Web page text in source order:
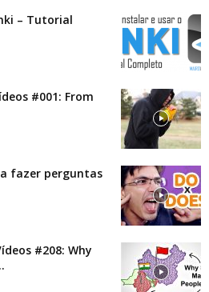
– Tutorial
#001: From
fazer perguntas
#208: Why